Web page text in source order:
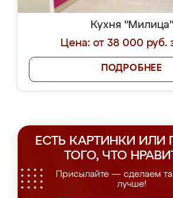
Кухня "Милица"
Цена: от 38 000 руб.
ПОДРОБНЕЕ
ЕСТЬ КАРТИНКИ ИЛИ
ТОГО, ЧТО
Присылайте — сделаем
лучше!